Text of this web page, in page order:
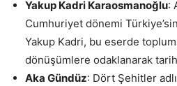
Yakup Kadri Karaosmanoğlu:
Cumhuriyet dönemi
Yakup Kadri, bu eserde
dönüşümlere odaklanarak
Aka Gündüz: Dört Şehitler